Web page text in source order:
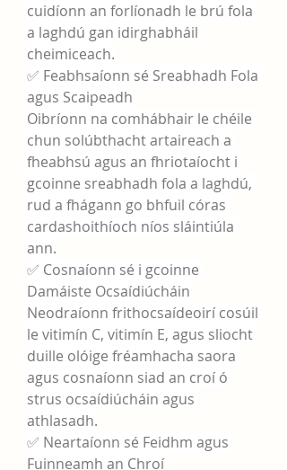
cuidíonn an forlíonadh le brú fola
a laghdú gan idirghabháil
cheimiceach.
✅ Feabhsaíonn sé Sreabhadh Fola
agus Scaipeadh
Oibríonn na comhábhair le chéile
chun solúbthacht artaireach a
fheabhsú agus an fhriotaíocht i
gcoinne sreabhadh fola a laghdú,
rud a fhágann go bhfuil córas
cardashoithíoch níos sláintiúla
ann.
✅ Cosnaíonn sé i gcoinne
Damáiste Ocsaídiúcháin
Neodraíonn frithocsaídeoirí cosúil
le vitimín C, vitimín E, agus sliocht
duille olóige fréamhacha saora
agus cosnaíonn siad an croí ó
strus ocsaídiúcháin agus
athlasadh.
✅ Neartaíonn sé Feidhm agus
Fuinneamh an Chroí